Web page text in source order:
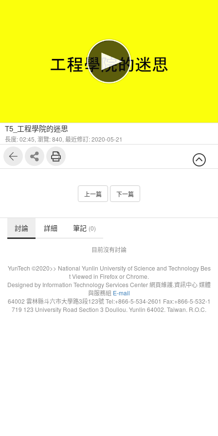
T5_工程學院的迷思
長度: 02:45, 瀏覽: 840, 最近修訂: 2020-05-21
上一篇 下一篇
討論 詳細 筆記 (0)
目前沒有討論
YunTech ©2020>> National Yunlin University of Science and Technology Bes
t Viewed in Firefox or Chrome.
Designed by Information Technology Services Center 網頁維護.資訊中心 媒體
與服務組 E-mail
64002 雲林縣斗六市大學路3段123號 Tel:+866-5-534-2601 Fax:+866-5-532-1
719 123 University Road Section 3 Douliou. Yunlin 64002. Taiwan. R.O.C.